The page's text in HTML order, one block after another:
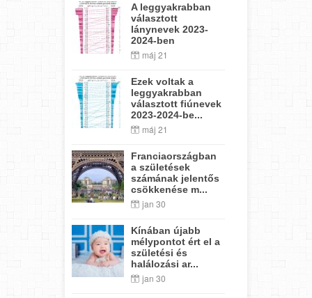
A leggyakrabban
választott
lánynevek 2023-
2024-ben
máj 21
Ezek voltak a
leggyakrabban
választott fiúnevek
2023-2024-be...
máj 21
Franciaországban
a születések
számának jelentős
csökkenése m...
jan 30
Kínában újabb
mélypontot ért el a
születési és
halálozási ar...
jan 30